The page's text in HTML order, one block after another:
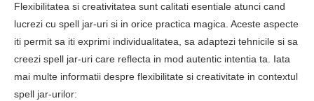
Flexibilitatea si creativitatea sunt calitati esentiale atunci cand
lucrezi cu spell jar-uri si in orice practica magica. Aceste aspecte
iti permit sa iti exprimi individualitatea, sa adaptezi tehnicile si sa
creezi spell jar-uri care reflecta in mod autentic intentia ta. Iata
mai multe informatii despre flexibilitate si creativitate in contextul
spell jar-urilor: